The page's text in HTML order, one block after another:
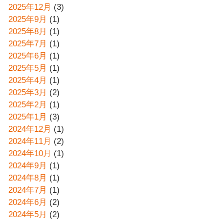
2025年12月 (3)
2025年9月 (1)
2025年8月 (1)
2025年7月 (1)
2025年6月 (1)
2025年5月 (1)
2025年4月 (1)
2025年3月 (2)
2025年2月 (1)
2025年1月 (3)
2024年12月 (1)
2024年11月 (2)
2024年10月 (1)
2024年9月 (1)
2024年8月 (1)
2024年7月 (1)
2024年6月 (2)
2024年5月 (2)